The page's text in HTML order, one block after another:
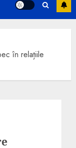
în relațiile